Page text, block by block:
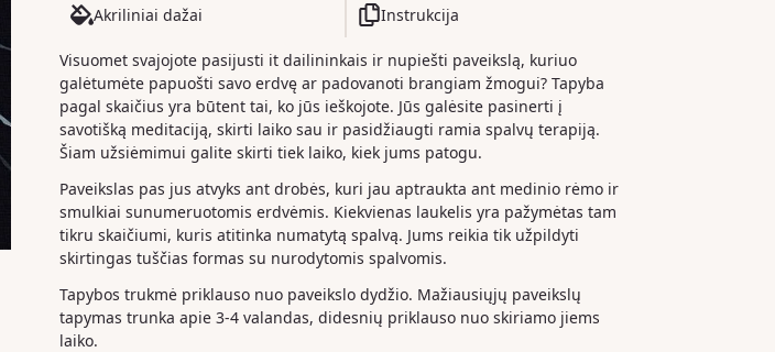
Akriliniai dažai Instrukcija
Visuomet svajojote pasijusti it dailininkais ir nupiešti paveikslą, kuriuo
galėtumėte papuošti savo erdvę ar padovanoti brangiam žmogui? Tapyba
pagal skaičius yra būtent tai, ko jūs ieškojote. Jūs galėsite pasinerti į
savotišką meditaciją, skirti laiko sau ir pasidžiaugti ramia spalvų terapiją.
Šiam užsiėmimui galite skirti tiek laiko, kiek jums patogu.
Paveikslas pas jus atvyks ant drobės, kuri jau aptraukta ant medinio rėmo ir
smulkiai sunumeruotomis erdvėmis. Kiekvienas laukelis yra pažymėtas tam
tikru skaičiumi, kuris atitinka numatytą spalvą. Jums reikia tik užpildyti
skirtingas tuščias formas su nurodytomis spalvomis.
Tapybos trukmė priklauso nuo paveikslo dydžio. Mažiausiųjų paveikslų
tapymas trunka apie 3-4 valandas, didesnių priklauso nuo skiriamo jiems
laiko.